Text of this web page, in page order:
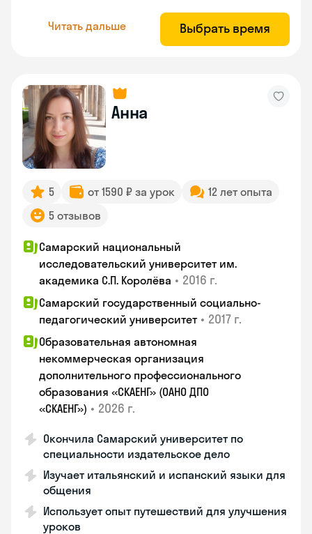
Читать дальше Выбрать время
Анна
5 от 1590 ₽ за урок
12 лет опыта
5 отзывов
Самарский национальный
исследовательский университет им.
академика С.П. Королёва • 2016 г.
Самарский государственный социально-
педагогический университет • 2017 г.
Образовательная автономная
некоммерческая организация
дополнительного профессионального
образования «СКАЕНГ» (ОАНО ДПО
«СКАЕНГ») • 2026 г.
Окончила Самарский университет по
специальности издательское дело
Изучает итальянский и испанский языки для
общения
Использует опыт путешествий для улучшения
уроков